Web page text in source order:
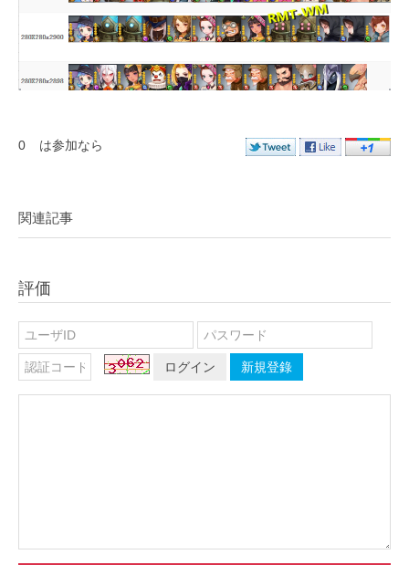
0 は参加なら
関連記事
評価
ログイン 新規登錄